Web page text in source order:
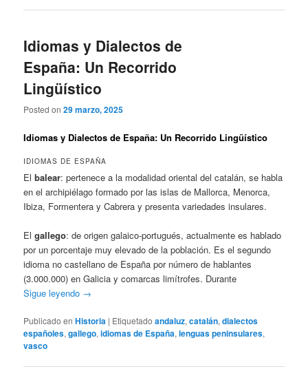
Idiomas y Dialectos de
España: Un Recorrido
Lingüístico
Posted on29 marzo, 2025
Idiomas y Dialectos de España: Un Recorrido Lingüístico
IDIOMAS DE ESPAÑA
Elbalear: pertenece a la modalidad oriental del catalán, se habla
en el archipiélago formado por las islas de Mallorca, Menorca,
Ibiza, Formentera y Cabrera y presenta variedades insulares.
Elgallego: de origen galaico-portugués, actualmente es hablado
por un porcentaje muy elevado de la población. Es el segundo
idioma no castellano de España por número de hablantes
(3.000.000) en Galicia y comarcas limítrofes. Durante
Sigue leyendo →
Publicado en Historia | Etiquetado andaluz,catalán,dialectos
españoles,gallego,idiomas de España,lenguas peninsulares,
vasco